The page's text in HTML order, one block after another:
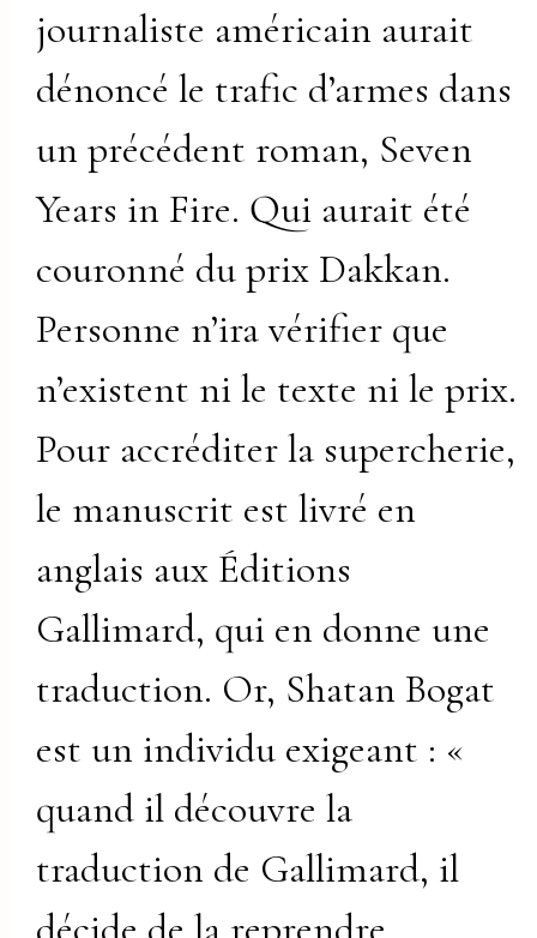
journaliste américain aurait
dénoncé le trafic d’armes dans
un précédent roman, Seven
Years in Fire. Qui aurait été
couronné du prix Dakkan.
Personne n’ira vérifier que
n’existent ni le texte ni le prix.
Pour accréditer la supercherie,
le manuscrit est livré en
anglais aux Éditions
Gallimard, qui en donne une
traduction. Or, Shatan Bogat
est un individu exigeant : «
quand il découvre la
traduction de Gallimard, il